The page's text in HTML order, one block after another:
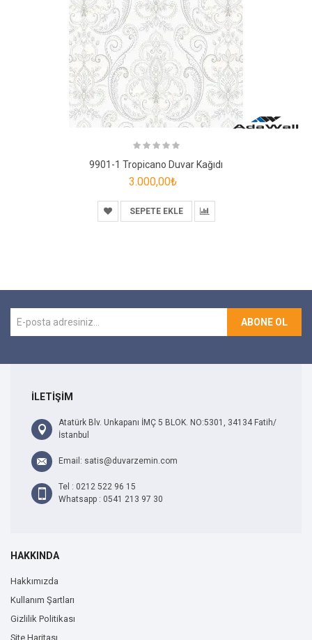
9901-1 Tropicano Duvar Kağıdı
3.000,00₺
SEPETE EKLE
ABONE OL
İLETİŞİM
Atatürk Blv. Unkapanı İMÇ 5 BLOK. NO:5301, 34134 Fatih/
İstanbul
Email: satis@duvarzemin.com
Tel : 0212 522 96 15
Whatsapp : 0541 213 97 30
HAKKINDA
Hakkımızda
Kullanım Şartları
Gizlilik Politikası
Site Haritası